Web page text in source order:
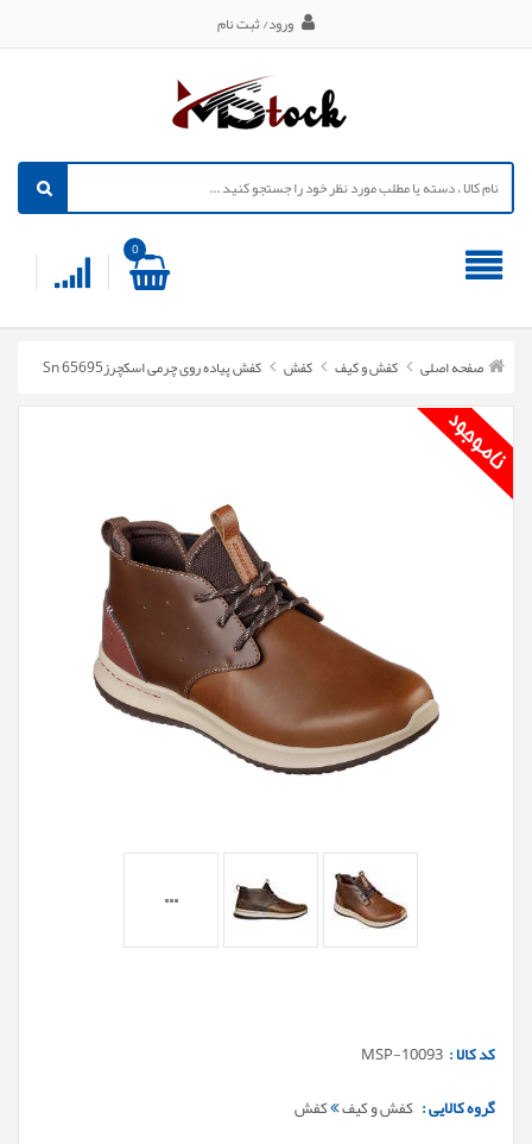
ورود/ ثبت نام
0
صفحه اصلی کفش و کیف کفش کفش پیاده روی چرمی اسکچرزSn 65695
کد کالا : MSP-10093
گروه کالایی : کفش و کیف کفش